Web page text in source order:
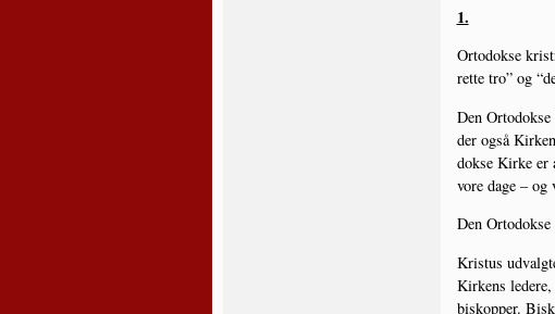
1.
Orto­dok­se
ret­te tro” og
Den
der også
dok­se Kir­ke er
vore dage –
Den
Kristus
Kir­kens
biskop­per.